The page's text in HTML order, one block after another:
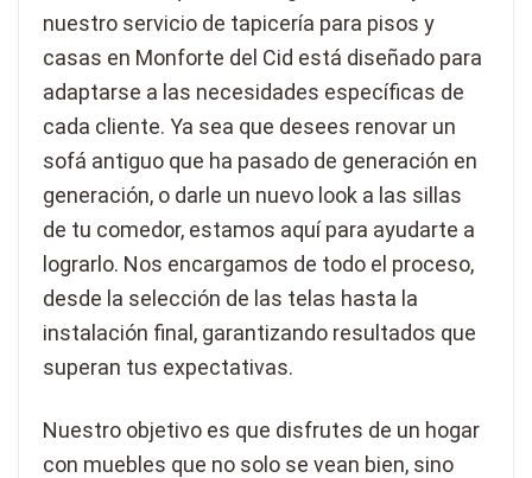
nuestro servicio de tapicería para pisos y
casas en Monforte del Cid está diseñado para
adaptarse a las necesidades específicas de
cada cliente. Ya sea que desees renovar un
sofá antiguo que ha pasado de generación en
generación, o darle un nuevo look a las sillas
de tu comedor, estamos aquí para ayudarte a
lograrlo. Nos encargamos de todo el proceso,
desde la selección de las telas hasta la
instalación final, garantizando resultados que
superan tus expectativas.
Nuestro objetivo es que disfrutes de un hogar
con muebles que no solo se vean bien, sino